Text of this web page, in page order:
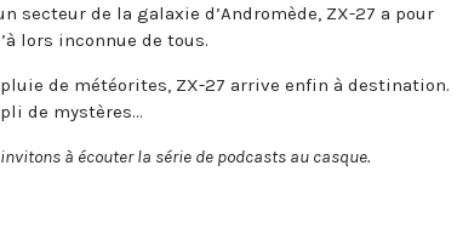
secteur de la galaxie d’Andromède, ZX-27 a pour
lors inconnue de tous.
de météorites, ZX-27 arrive enfin à destination.
de mystères…
à écouter la série de podcasts au casque.